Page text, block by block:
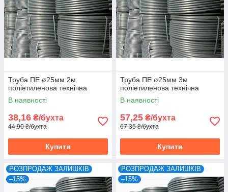
Труба ПЕ ø25мм 2м
поліетиленова технічна
В наявності
38,16 ₴/бухта
44,90 ₴/бухта
Купити
Труба ПЕ ø25мм 3м
поліетиленова технічна
В наявності
57,25 ₴/бухта
67,35 ₴/бухта
Купити
РОЗПРОДАЖ ЗАЛИШКІВ
–15%
РОЗПРОДАЖ ЗАЛИШКІВ
–15%